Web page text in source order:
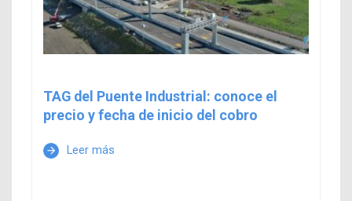
TAG del Puente Industrial: conoce el
precio y fecha de inicio del cobro
arrow_forward Leer más